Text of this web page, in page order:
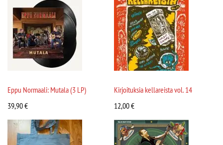
Eppu Normaali: Mutala (3 LP)
39,90€
Kirjoituksia kellareista vol. 14
12,00€